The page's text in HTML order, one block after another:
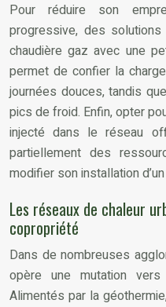
Pour réduire son
progressive, des
chaudière gaz avec une
permet de confier la
journées douces, tandis
pics de froid. Enfin, opter
injecté dans le réseau
partiellement des
modifier son installation
Les réseaux de chaleur
copropriété
Dans de nombreuses
opère une mutation
Alimentés par la